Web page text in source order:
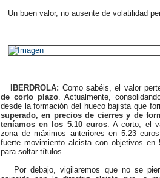
Un buen valor, no ausente de volatilidad
IBERDROLA: Como sabéis, el valor
de corto plazo. Actualmente,
desde la formación del hueco bajista que
superado, en precios de cierres y de
teníamos en los 5.10 euros. A corto, el
zona de máximos anteriores en 5.23
fuerte movimiento alcista con objetivos en
para soltar títulos.
Por debajo, vigilaremos que no se